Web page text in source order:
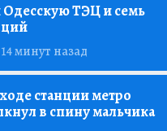
ТЭЦ и семь
14 минут назад
станции метро
в спину мальчика